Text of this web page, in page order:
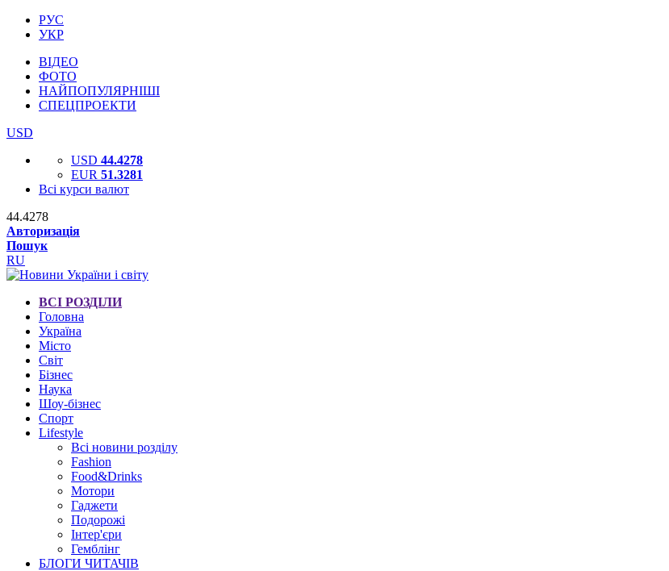
РУС
УКР
ВІДЕО
ФОТО
НАЙПОПУЛЯРНІШІ
СПЕЦПРОЕКТИ
USD
USD 44.4278
EUR 51.3281
Всі курси валют
44.4278
Авторизація
Пошук
RU
ВСІ РОЗДІЛИ
Головна
Україна
Місто
Світ
Бізнес
Наука
Шоу-бізнес
Спорт
Lifestyle
Всі новини розділу
Fashion
Food&Drinks
Мотори
Гаджети
Подорожі
Інтер'єри
Гемблінг
БЛОГИ ЧИТАЧІВ